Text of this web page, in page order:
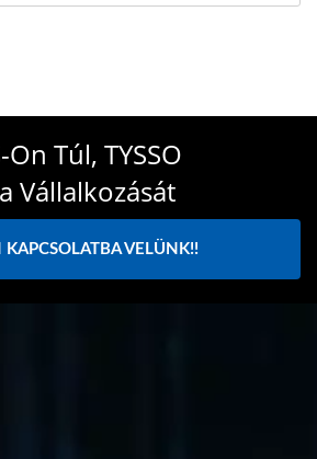
Túl, TYSSO
Vállalkozását
KAPCSOLATBA VELÜNK!!